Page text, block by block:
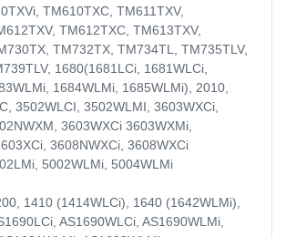
TM610TXC, TM611TXV,
TM612TXC, TM613TXV,
TM732TX, TM734TL, TM735TLV,
1680(1681LCi, 1681WLCi,
1684WLMi, 1685WLMi), 2010,
3502WLCI, 3502WLMI, 3603WXCi,
3603WXCi 3603WXMi,
3608NWXCi, 3608WXCi
5002WLMi, 5004WLMi
1410 (1414WLCi), 1640 (1642WLMi),
AS1690WLCi, AS1690WLMi,